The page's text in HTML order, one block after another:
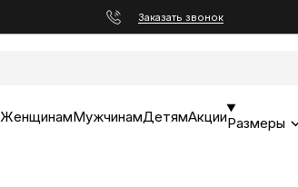
Заказать звонок
ЖенщинамМужчинамДетямАкцииРазмеры